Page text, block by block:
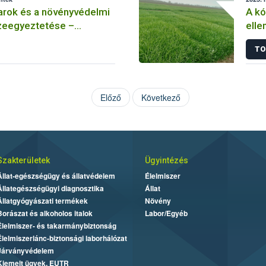
és a növényvédelmi
–
A
Előző Következő
egészségügy és állatvédelem
diagnosztika
termékek
és alkoholos italok
és takarmánybiztonság
biztonsági laborhálózat
ügyek, EUTR
Ügyintézés
Élelmiszer
Állat
Növény
Labor/Egyéb